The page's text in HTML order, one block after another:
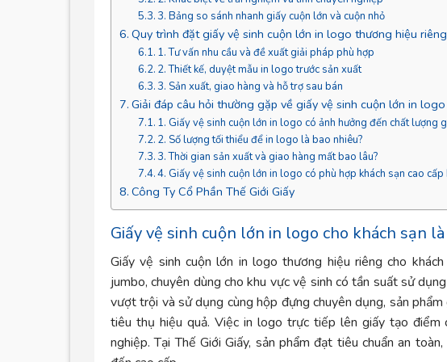
3. Bảng so sánh nhanh giấy cuộn lớn và cuộn nhỏ
Quy trình đặt giấy vệ sinh cuộn lớn in logo thương hiệu
1. Tư vấn nhu cầu và đề xuất giải pháp phù hợp
2. Thiết kế, duyệt mẫu in logo trước sản xuất
3. Sản xuất, giao hàng và hỗ trợ sau bán
Giải đáp câu hỏi thường gặp về giấy vệ sinh cuộn lớn in
1. Giấy vệ sinh cuộn lớn in logo có ảnh hưởng đến chất lượng
2. Số lượng tối thiểu để in logo là bao nhiêu?
3. Thời gian sản xuất và giao hàng mất bao lâu?
4. Giấy vệ sinh cuộn lớn in logo có phù hợp khách sạn cao cấp
Công Ty Cổ Phần Thế Giới Giấy
Giấy vệ sinh cuộn lớn in logo cho khách sạn
Giấy vệ sinh cuộn lớn in logo thương hiệu riêng cho
jumbo, chuyên dùng cho khu vực vệ sinh có tần suất sử
vượt trội và sử dụng cùng hộp đựng chuyên dụng, sản
tiêu thụ hiệu quả. Việc in logo trực tiếp lên giấy tạo điểm
nghiệp. Tại Thế Giới Giấy, sản phẩm đạt tiêu chuẩn an